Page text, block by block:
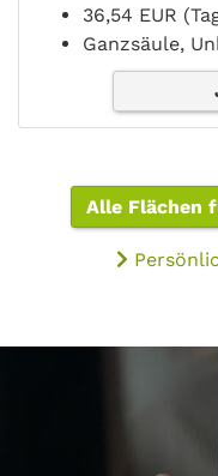
36,54 EUR
Ganzsäule,
Alle Flächen